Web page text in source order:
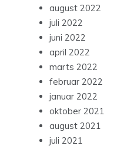
august 2022
juli 2022
juni 2022
april 2022
marts 2022
februar 2022
januar 2022
oktober 2021
august 2021
juli 2021